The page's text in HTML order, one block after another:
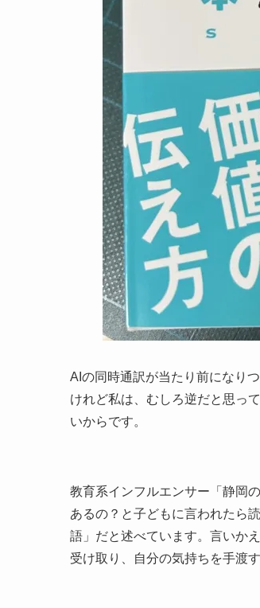
AIの同時通訳が当たり前になり
けれど私は、むしろ逆だと思っ
いからです。
教育系インフルエンサー「静岡
あるの？と子どもに言われたら
語」だと述べています。言いか
受け取り、自分の気持ちを手渡